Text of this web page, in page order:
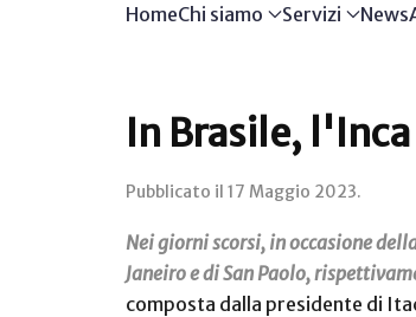
HomeChi siamo Servizi News
In Brasile, l'Inca
Pubblicato il 17 Maggio 2023.
Nei giorni scorsi, in occasione
Janeiro e di San Paolo,
composta dalla presidente di